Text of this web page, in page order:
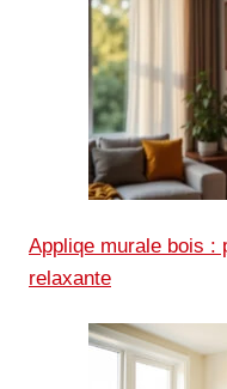
Appliqe murale bois :
relaxante